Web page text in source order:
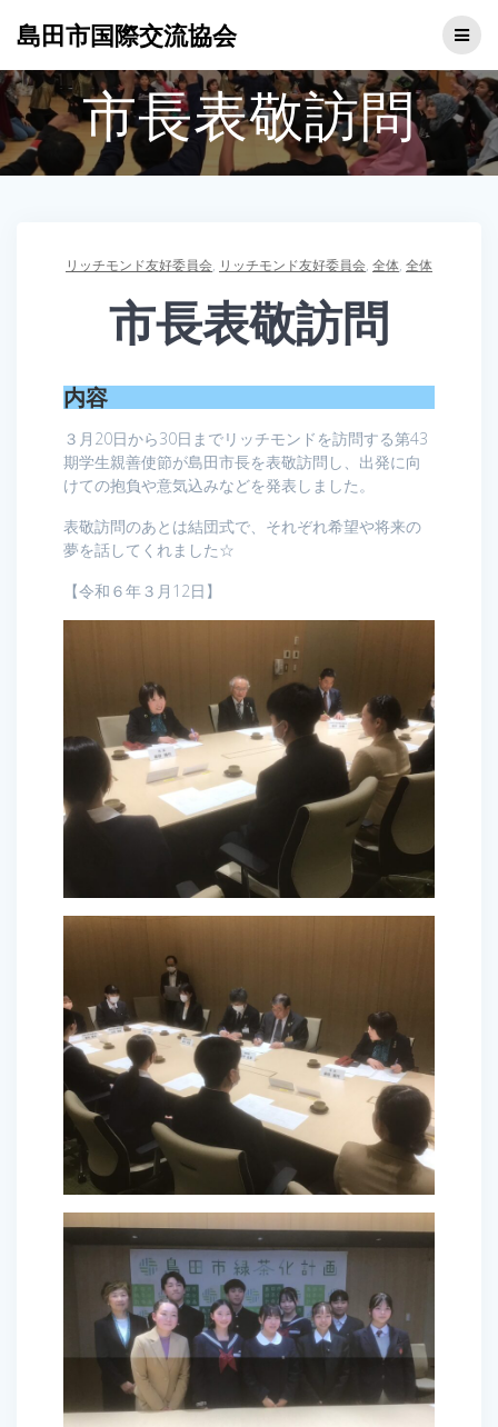
ン
ツ
へ
キ
島田市国際交流協会
市長表敬訪問
リッチモンド友好委員会, リッチモンド友好委員会, 全体, 全体
市長表敬訪問
内容
３月20日から30日までリッチモンドを訪問する第43
期学生親善使節が島田市長を表敬訪問し、出発に向
けての抱負や意気込みなどを発表しました。
表敬訪問のあとは結団式で、それぞれ希望や将来の
夢を話してくれました☆
【令和６年３月12日】